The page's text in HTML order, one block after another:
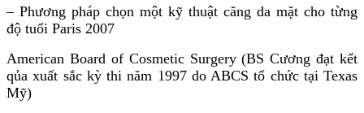
– Phương pháp chọn một kỹ thuật căng da mặt cho từng
độ tuổi Paris 2007
American Board of Cosmetic Surgery (BS Cương đạt kết
qủa xuất sắc kỳ thi năm 1997 do ABCS tổ chức tại Texas
Mỹ)